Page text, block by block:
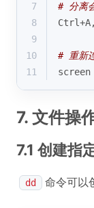
7
# 分离
8
9
10
# 重新
11
7. 文件操
7.1 创建指
dd 命令可以